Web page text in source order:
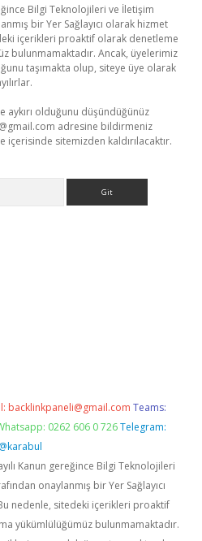
Bilgi Teknolojileri ve İletişim
bir Yer Sağlayıcı olarak hizmet
içerikleri proaktif olarak denetleme
bulunmamaktadır. Ancak, üyelerimiz
taşımakta olup, siteye üye olarak
aykırı olduğunu düşündüğünüz
adresine bildirmeniz
sitemizden kaldırılacaktır.
backlinkpaneli@gmail.com Teams:
0262 606 0 726 Telegram:
@karabul
Kanun gereğince Bilgi Teknolojileri
onaylanmış bir Yer Sağlayıcı
nedenle, sitedeki içerikleri proaktif
yükümlülüğümüz bulunmamaktadır.